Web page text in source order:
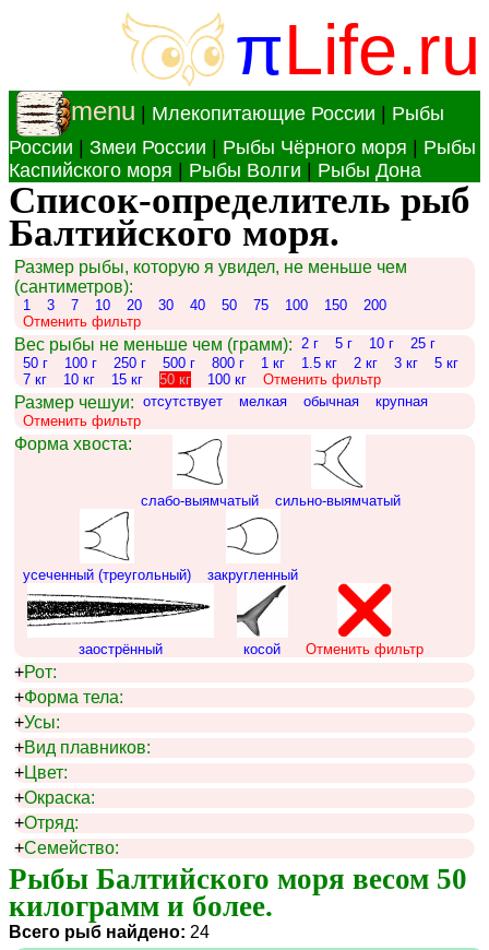
πLife.ru
menu Млекопитающие России
Рыбы
России
Змеи России Рыбы Чёрного моря
Рыбы
Каспийского моря
Рыбы Волги Рыбы Дона
Список-определитель рыб
Балтийского моря.
Размер рыбы, которую я увидел, не меньше чем
(сантиметров):
1 3 7 10 20 30 40 50 75 100 150
200
Отменить фильтр
Вес рыбы не меньше чем (грамм): 2 г 5 г 10 г
25 г
50 г
100 г 250 г 500 г 800 г 1 кг 1.5 кг 2 кг 3 кг
5 кг
7 кг
10 кг 15 кг 50 кг 100 кг Отменить фильтр
Размер чешуи: отсутствует мелкая обычная
крупная
Отменить фильтр
Форма хвоста:
слабо-выямчатый сильно-выямчатый
усеченный (треугольный) закругленный
заострённый косой Отменить фильтр
+Рот:
+Форма тела:
+Усы:
+Вид плавников:
+Цвет:
+Окраска:
+Отряд:
+Семейство:
Рыбы Балтийского моря весом 50
килограмм и более.
Всего рыб найдено: 24